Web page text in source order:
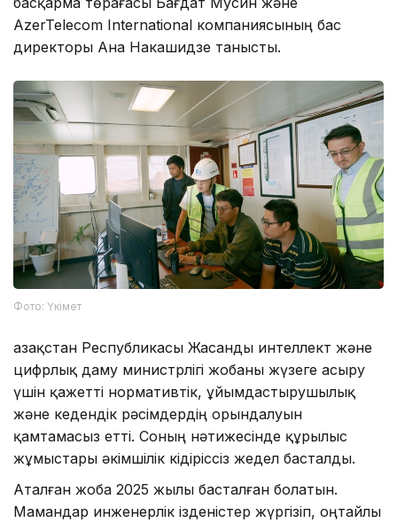
AzerTelecom International компаниясының бас
директоры Ана Накашидзе танысты.
Фото: Үкімет
Қазақстан Республикасы Жасанды интеллект және
цифрлық даму министрлігі жобаны жүзеге асыру
үшін қажетті нормативтік, ұйымдастырушылық
және кедендік рәсімдердің орындалуын
қамтамасыз етті. Соның нәтижесінде құрылыс
жұмыстары әкімшілік кідіріссіз жедел басталды.
Аталған жоба 2025 жылы басталған болатын.
Мамандар инженерлік ізденістер жүргізіп, оңтайлы